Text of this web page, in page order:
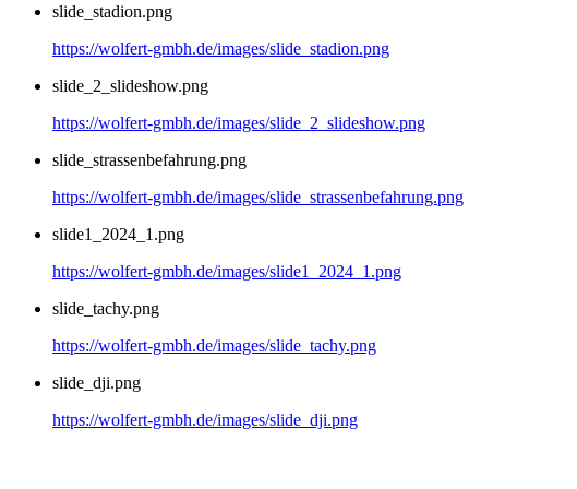
slide_stadion.png
https://wolfert-gmbh.de/images/slide_stadion.png
slide_2_slideshow.png
https://wolfert-gmbh.de/images/slide_2_slideshow.png
slide_strassenbefahrung.png
https://wolfert-gmbh.de/images/slide_strassenbefahrung.png
slide1_2024_1.png
https://wolfert-gmbh.de/images/slide1_2024_1.png
slide_tachy.png
https://wolfert-gmbh.de/images/slide_tachy.png
slide_dji.png
https://wolfert-gmbh.de/images/slide_dji.png